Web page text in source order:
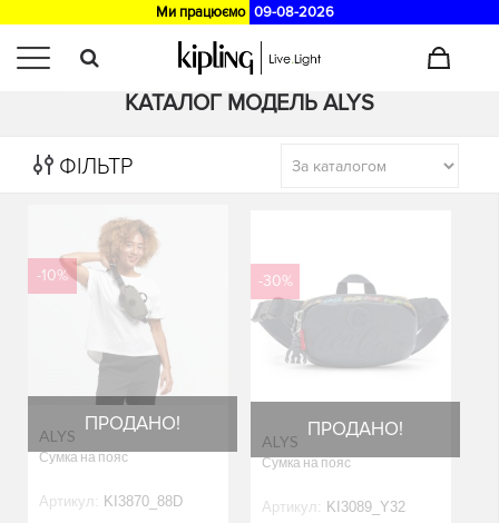
Ми працюємо 09-08-2026
Головна >Каталог
КАТАЛОГ МОДЕЛЬ ALYS
ФІЛЬТР
ПРОДАНО!
-10%
ALYS
Сумка на пояс
Артикул: KI3870_88D
ПРОДАНО!
-30%
ALYS
Сумка на пояс
Артикул: KI3089_Y32